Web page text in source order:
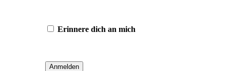
Erinnere dich an mich